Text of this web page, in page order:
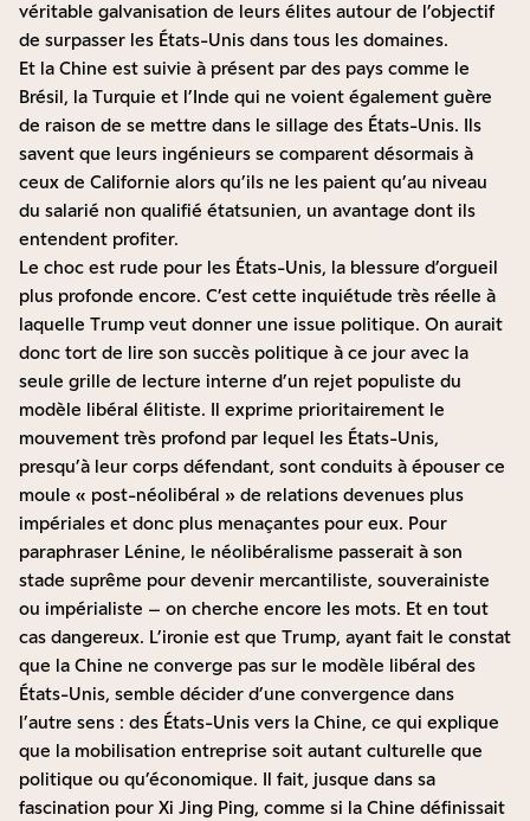
véritable galvanisation de leurs élites autour de l’objectif
de surpasser les États-Unis dans tous les domaines.
Et la Chine est suivie à présent par des pays comme le
Brésil, la Turquie et l’Inde qui ne voient également guère
de raison de se mettre dans le sillage des États-Unis. Ils
savent que leurs ingénieurs se comparent désormais à
ceux de Californie alors qu’ils ne les paient qu’au niveau
du salarié non qualifié étatsunien, un avantage dont ils
entendent profiter.
Le choc est rude pour les États-Unis, la blessure d’orgueil
plus profonde encore. C’est cette inquiétude très réelle à
laquelle Trump veut donner une issue politique. On aurait
donc tort de lire son succès politique à ce jour avec la
seule grille de lecture interne d’un rejet populiste du
modèle libéral élitiste. Il exprime prioritairement le
mouvement très profond par lequel les États-Unis,
presqu’à leur corps défendant, sont conduits à épouser ce
moule « post-néolibéral » de relations devenues plus
impériales et donc plus menaçantes pour eux. Pour
paraphraser Lénine, le néolibéralisme passerait à son
stade suprême pour devenir mercantiliste, souverainiste
ou impérialiste – on cherche encore les mots. Et en tout
cas dangereux. L’ironie est que Trump, ayant fait le constat
que la Chine ne converge pas sur le modèle libéral des
États-Unis, semble décider d’une convergence dans
l’autre sens : des États-Unis vers la Chine, ce qui explique
que la mobilisation entreprise soit autant culturelle que
politique ou qu’économique. Il fait, jusque dans sa
fascination pour Xi Jing Ping, comme si la Chine définissait